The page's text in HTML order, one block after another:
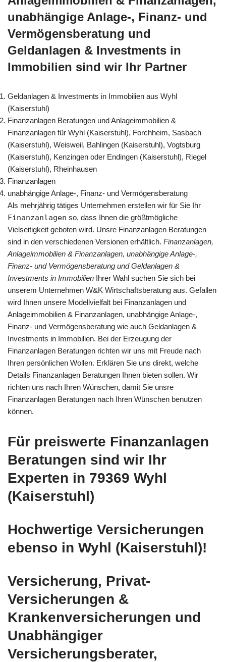
unabhängige Anlage-, Finanz- und
Vermögensberatung und
Geldanlagen & Investments in
Immobilien sind wir Ihr Partner
Geldanlagen & Investments in Immobilien aus Wyhl
(Kaiserstuhl)
Finanzanlagen Beratungen und Anlageimmobilien &
Finanzanlagen für Wyhl (Kaiserstuhl), Forchheim, Sasbach
(Kaiserstuhl), Weisweil, Bahlingen (Kaiserstuhl), Vogtsburg
(Kaiserstuhl), Kenzingen oder Endingen (Kaiserstuhl), Riegel
(Kaiserstuhl), Rheinhausen
Finanzanlagen
unabhängige Anlage-, Finanz- und Vermögensberatung
Als mehrjährig tätiges Unternehmen erstellen wir für Sie Ihr
Finanzanlagen so, dass Ihnen die größtmögliche
Vielseitigkeit geboten wird. Unsre Finanzanlagen Beratungen
sind in den verschiedenen Versionen erhältlich. Finanzanlagen,
Anlageimmobilien & Finanzanlagen, unabhängige Anlage-,
Finanz- und Vermögensberatung und Geldanlagen &
Investments in Immobilien Ihrer Wahl suchen Sie sich bei
unserem Unternehmen W&K Wirtschaftsberatung aus. Gefallen
wird Ihnen unsere Modellvielfalt bei Finanzanlagen und
Anlageimmobilien & Finanzanlagen, unabhängige Anlage-,
Finanz- und Vermögensberatung wie auch Geldanlagen &
Investments in Immobilien. Bei der Erzeugung der
Finanzanlagen Beratungen richten wir uns mit Freude nach
Ihren persönlichen Wollen. Erklären Sie uns direkt, welche
Details Finanzanlagen Beratungen Ihnen bieten sollen. Wir
richten uns nach Ihren Wünschen, damit Sie unsre
Finanzanlagen Beratungen nach Ihren Wünschen benutzen
können.
Für preiswerte Finanzanlagen
Beratungen sind wir Ihr
Experten in 79369 Wyhl
(Kaiserstuhl)
Hochwertige Versicherungen
ebenso in Wyhl (Kaiserstuhl)!
Versicherung, Privat-
Versicherungen &
Krankenversicherungen und
Unabhängiger
Versicherungsberater,